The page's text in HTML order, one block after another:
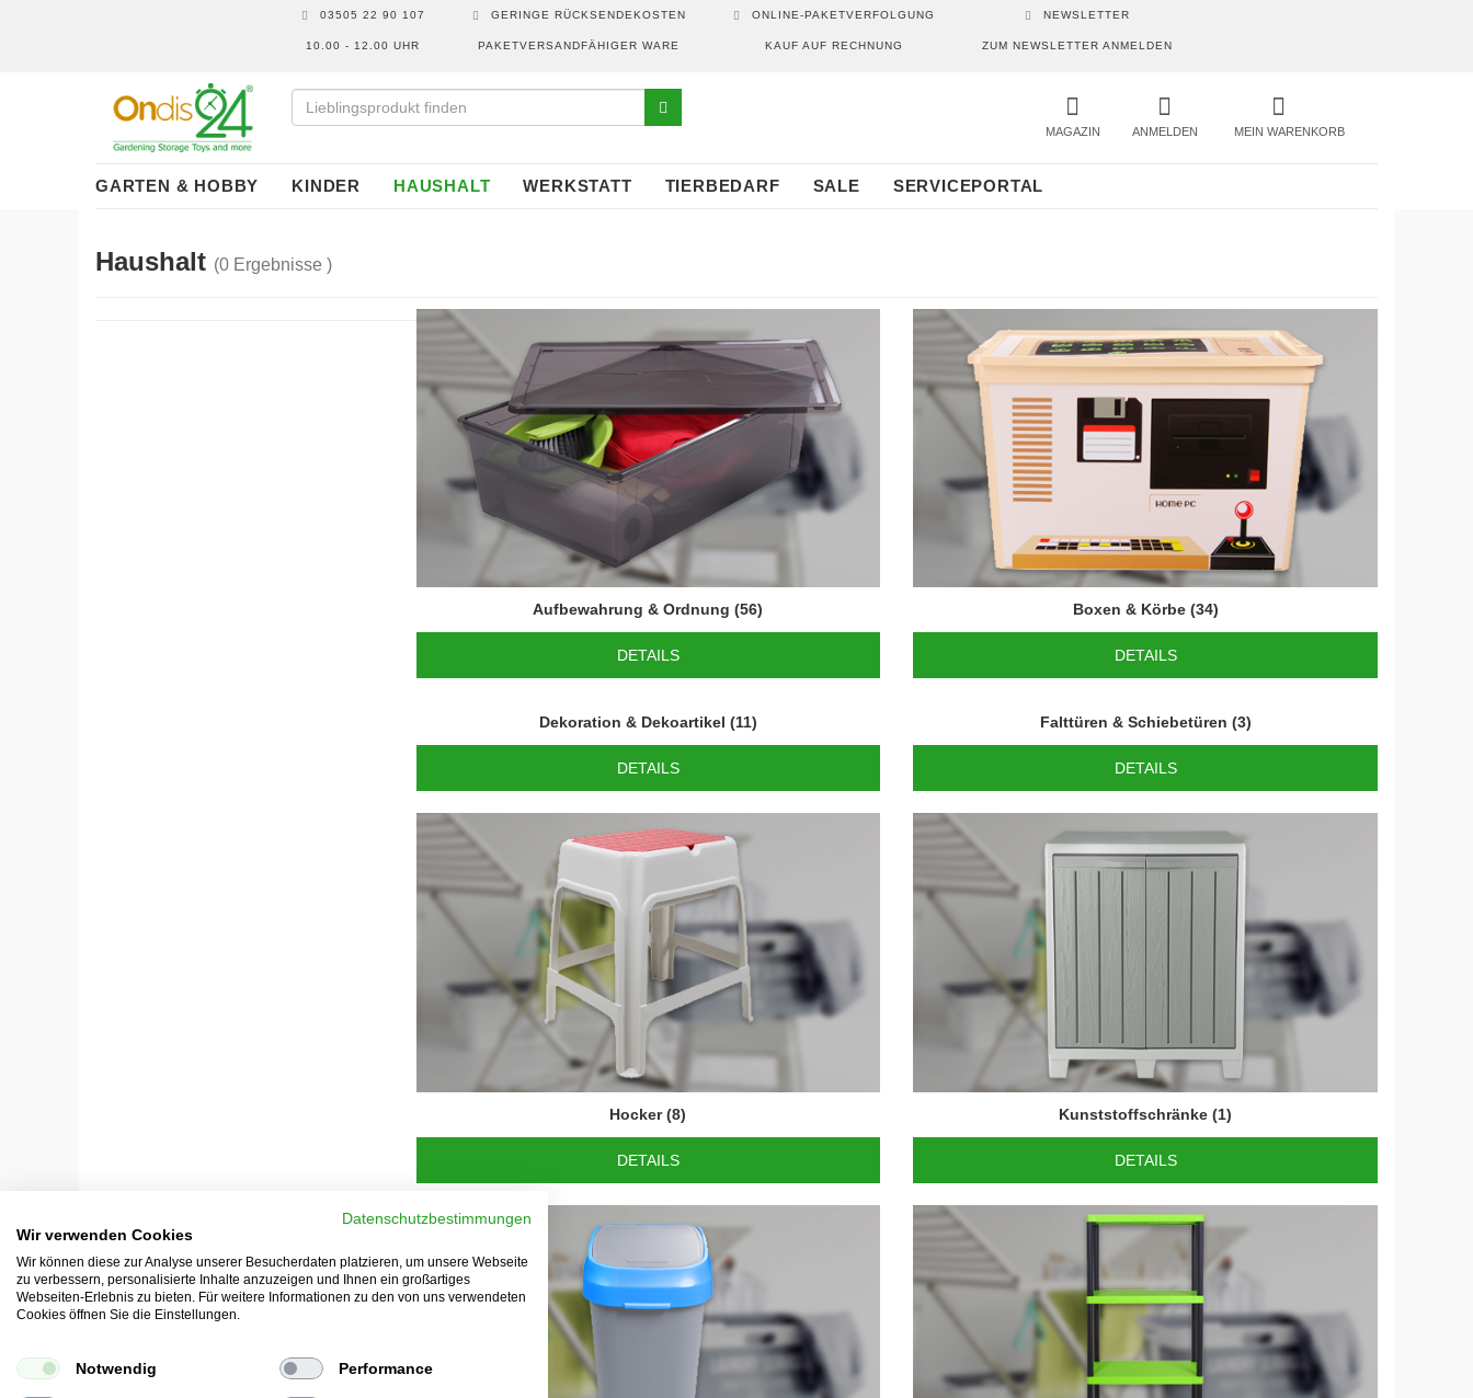
03505 22 90 107
10.00 - 12.00 UHR
GERINGE RÜCKSENDEKOSTEN
PAKETVERSANDFÄHIGER WARE
ONLINE-PAKETVERFOLGUNG
KAUF AUF RECHNUNG
NEWSLETTER
ZUM NEWSLETTER ANMELDEN
MAGAZIN ANMELDEN MEIN WARENKORB
GARTEN & HOBBY KINDER HAUSHALT WERKSTATT TIERBEDARF SALE SERVICEPORTAL
Haushalt (0 Ergebnisse )
Aufbewahrung & Ordnung (56)
DETAILS
Boxen & Körbe(34)
DETAILS
Dekoration & Dekoartikel (11)
DETAILS
Falttüren & Schiebetüren (3)
DETAILS
Hocker(8)
DETAILS
Kunststoffschränke (1)
DETAILS
Datenschutzbestimmungen
Wir verwenden Cookies
Wir können diese zur Analyse unserer Besucherdaten platzieren, um unsere Webseite
zu verbessern, personalisierte Inhalte anzuzeigen und Ihnen ein großartiges
Webseiten-Erlebnis zu bieten. Für weitere Informationen zu den von uns verwendeten
Cookies öffnen Sie die Einstellungen.
Notwendig Performance